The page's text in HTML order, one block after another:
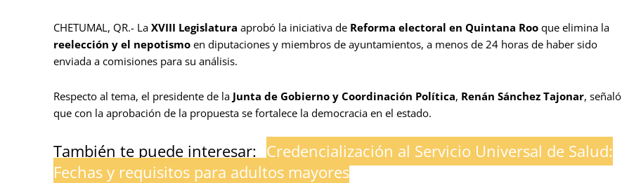
CHETUMAL, QR.- La XVIII Legislatura aprobó la iniciativa de Reforma electoral en Quintana Roo que elimina la
reelección y el nepotismo en diputaciones y miembros de ayuntamientos, a menos de 24 horas de haber sido
enviada a comisiones para su análisis.
Respecto al tema, el presidente de la Junta de Gobierno y Coordinación Política, Renán Sánchez Tajonar, señaló
que con la aprobación de la propuesta se fortalece la democracia en el estado.
También te puede interesar: Credencialización al Servicio Universal de Salud:
Fechas y requisitos para adultos mayores